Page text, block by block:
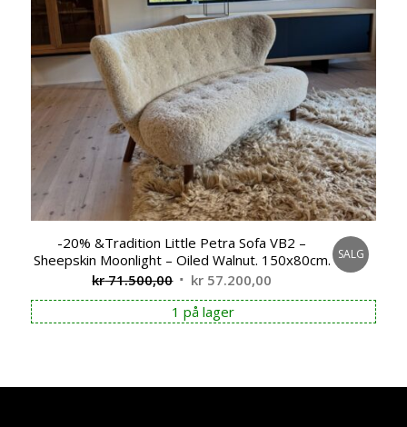
-20% &Tradition Little Petra Sofa VB2 –
Sheepskin Moonlight – Oiled Walnut. 150x80cm.
kr71.500,00 Opprinnelig
pris
var:
kr 57.200,00
pris
er:
SALG
1 på lager